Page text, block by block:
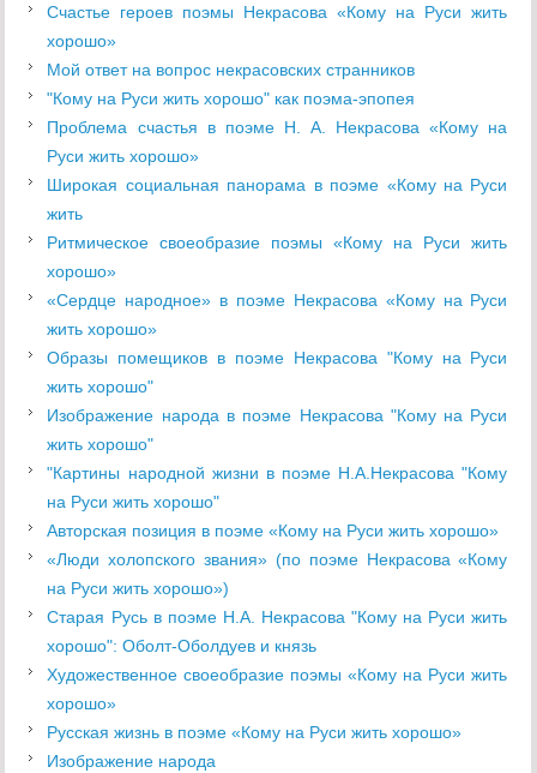
Счастье героев поэмы Некрасова «Кому на Руси жить
хорошо»
Мой ответ на вопрос некрасовских странников
"Кому на Руси жить хорошо" как поэма-эпопея
Проблема счастья в поэме Н. А. Некрасова «Кому на
Руси жить хорошо»
Широкая социальная панорама в поэме «Кому на Руси
жить
Ритмическое своеобразие поэмы «Кому на Руси жить
хорошо»
«Сердце народное» в поэме Некрасова «Кому на Руси
жить хорошо»
Образы помещиков в поэме Некрасова "Кому на Руси
жить хорошо"
Изображение народа в поэме Некрасова "Кому на Руси
жить хорошо"
"Картины народной жизни в поэме Н.А.Некрасова "Кому
на Руси жить хорошо"
Авторская позиция в поэме «Кому на Руси жить хорошо»
«Люди холопского звания» (по поэме Некрасова «Кому
на Руси жить хорошо»)
Старая Русь в поэме Н.А. Некрасова "Кому на Руси жить
хорошо": Оболт-Оболдуев и князь
Художественное своеобразие поэмы «Кому на Руси жить
хорошо»
Русская жизнь в поэме «Кому на Руси жить хорошо»
Изображение народа